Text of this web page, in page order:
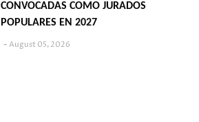
CONVOCADAS COMO JURADOS
POPULARES EN 2027
August 05, 2026